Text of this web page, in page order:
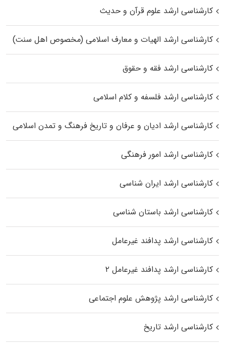
کارشناسی ارشد علوم قرآن و حدیث
کارشناسی ارشد الهیات و معارف اسلامی (مخصوص اهل سنت)
کارشناسی ارشد فقه و حقوق
کارشناسی ارشد فلسفه و کلام اسلامی
کارشناسی ارشد ادیان و عرفان و تاریخ فرهنگ و تمدن اسلامی
کارشناسی ارشد امور فرهنگی
کارشناسی ارشد ایران شناسی
کارشناسی ارشد باستان شناسی
کارشناسی ارشد پدافند غیرعامل
کارشناسی ارشد پدافند غیرعامل ۲
کارشناسی ارشد پژوهش علوم اجتماعی
کارشناسی ارشد تاریخ